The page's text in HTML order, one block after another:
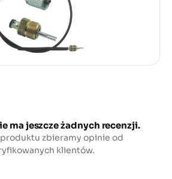
ma jeszcze żadnych recenzji.
produktu zbieramy opinie od
klientów.